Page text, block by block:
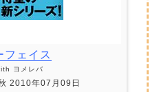
フェイス
ヨメレバ
2010年07月09日